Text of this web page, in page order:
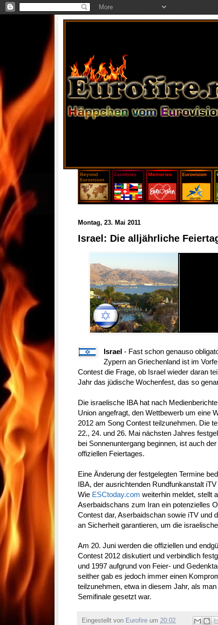
Montag, 23. Mai 2011
Israel: Die alljährliche
Israel - Fast schon genauso
Zypern an Griechenland ist im
Contest die Frage, ob Israel wieder daran
Jahr das jüdische Wochenfest, das so
Die israelische IBA hat nach
Union angefragt, den Wettbewerb um eine
2012 am Song Contest teilzunehmen. Die
22., 24. und 26. Mai nächsten Jahres
bei Sonnenuntergang beginnen, ist auch
offiziellen Feiertages.
Eine Änderung der festgelegten Termine
IBA, der ausrichtenden Rundfunkanstalt
Wie ESCtoday.com weiterhin meldet, stellt
Aserbaidschans zum Iran ein potenzielles
Contest dar, Aserbaidschan sowie iTV und
an Sicherheit garantieren, um die
Am 20. Juni werden die offiziellen und
Contest 2012 diskutiert und verbindlich
und 1997 aufgrund von Feier- und
seither gab es jedoch immer einen
teilzunehmen, etwa in diesem Jahr, als
Semifinale gesetzt war.
Eingestellt von Eurofire um 20:02